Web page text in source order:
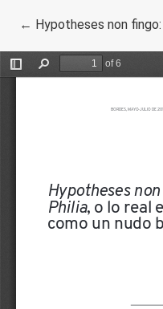
← Volver a los detalles
Hypotheses non